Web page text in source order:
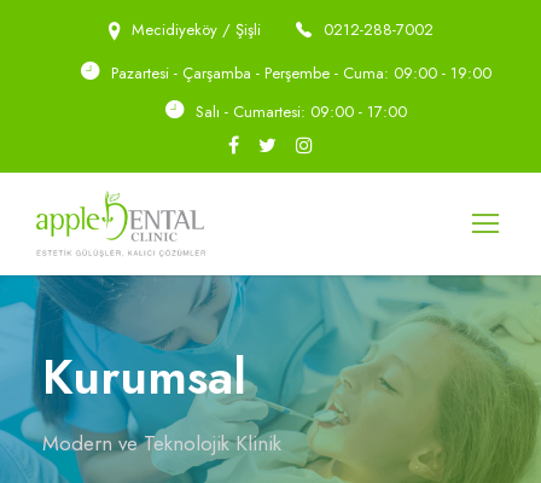
Mecidiyeköy / Şişli
0212-288-7002
Pazartesi - Çarşamba - Perşembe - Cuma: 09:00 - 19:00
Salı - Cumartesi: 09:00 - 17:00
Kurumsal
Modern ve Teknolojik Klinik